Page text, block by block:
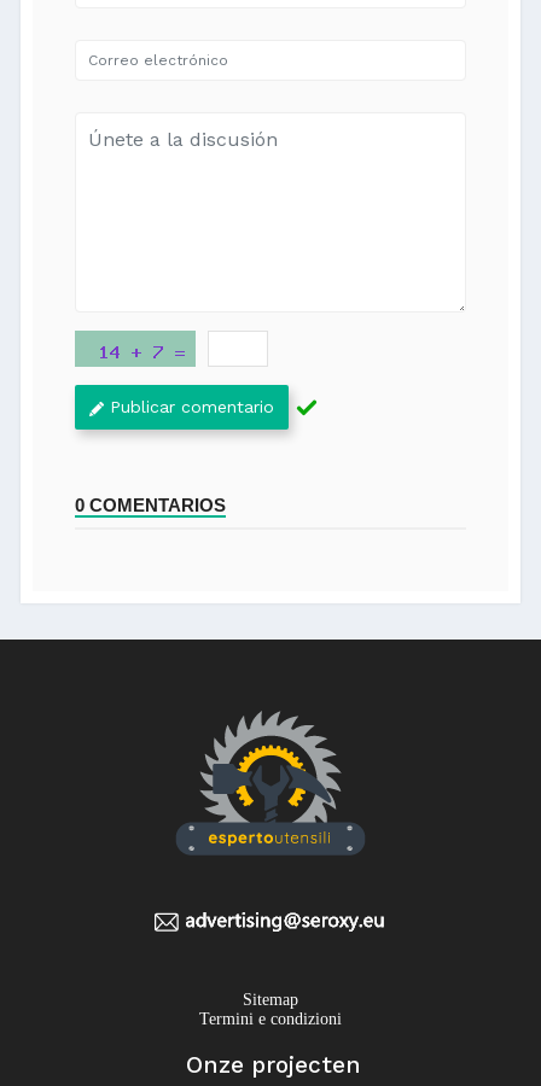
Publicar comentario
0 COMENTARIOS
Sitemap
Termini e condizioni
Onze projecten